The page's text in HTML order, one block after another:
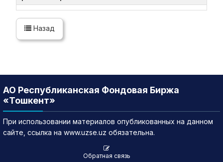
Назад
АО Республиканская Фондовая Биржа
«Тошкент»
При использовании материалов опубликованных на данном
сайте, ссылка на www.uzse.uz обязательна.
Обратная связь